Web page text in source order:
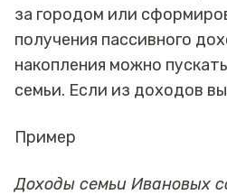
за городом или
получения пассивного
накопления можно
семьи. Если из доходов
Пример
Доходы семьи Ивановых